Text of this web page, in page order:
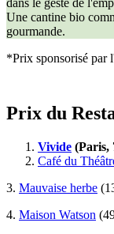
dans le geste de
Une cantine bio
gourmande.
*Prix sponsorisé par
Prix du
Vivide (Paris,
Café du
3. Mauvaise herbe
4. Maison Watson